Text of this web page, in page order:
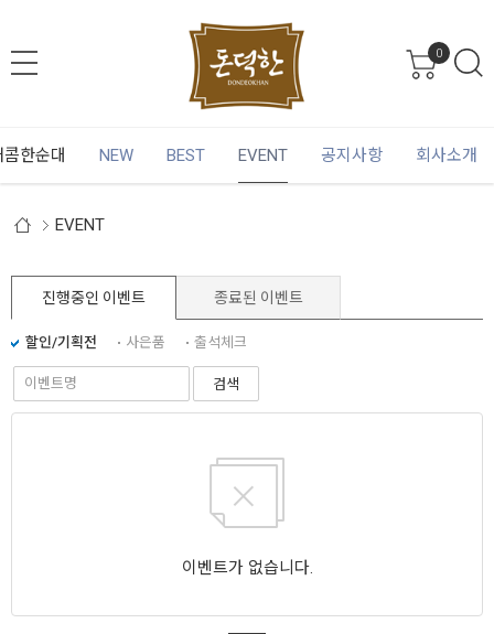
0
한순대 NEW BEST EVENT 공지사항 회사소개
EVENT
진행중인 이벤트 종료된 이벤트
할인/기획전 사은품 출석체크
검색
이벤트가 없습니다.